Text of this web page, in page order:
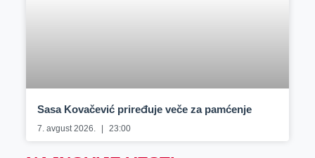
Sasa Kovačević priređuje veče za pamćenje
7. avgust 2026. 23:00